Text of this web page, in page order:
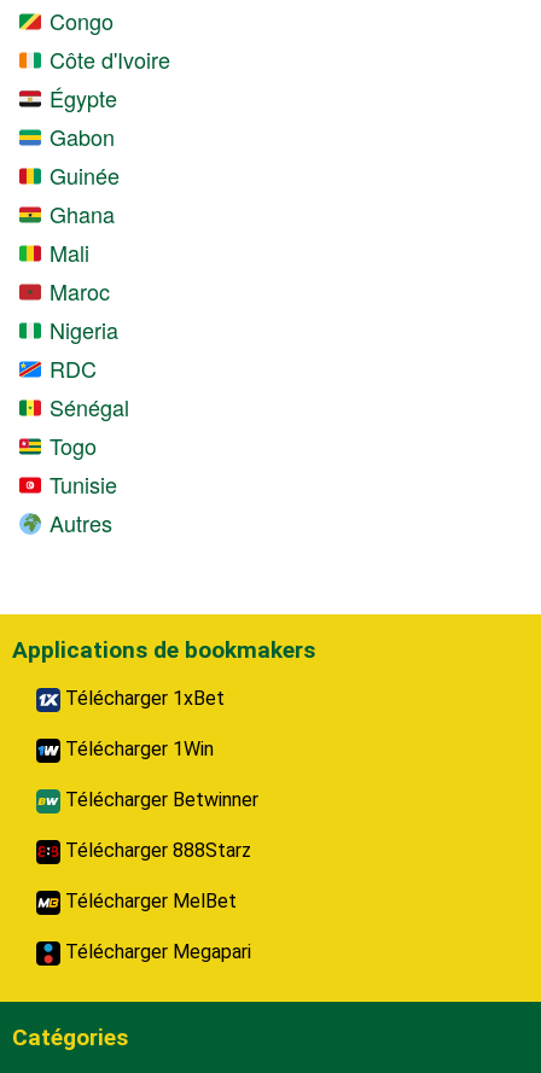
Congo
Côte d'Ivoire
Égypte
Gabon
Guinée
Ghana
Mali
Maroc
Nigeria
RDC
Sénégal
Togo
Tunisie
Autres
Applications de bookmakers
Télécharger 1xBet
Télécharger 1Win
Télécharger Betwinner
Télécharger 888Starz
Télécharger MelBet
Télécharger Megapari
Catégories